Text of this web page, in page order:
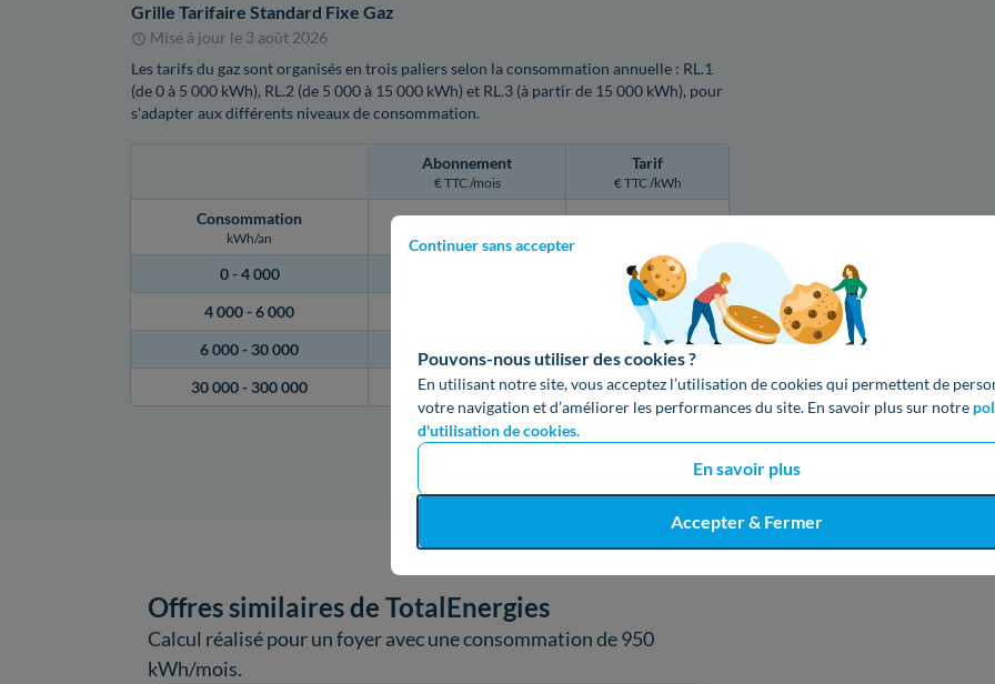
Continuer sans accepter
Pouvons-nous utiliser des cookies ?
En utilisant notre site, vous acceptez l’utilisation de cookies qui permettent de
votre navigation et d’améliorer les performances du site. En savoir plus sur notre
d'utilisation de cookies.
En savoir plus
Accepter & Fermer
Grille Tarifaire Standard Fixe Gaz
Mise à jour le 3 août 2026
Les tarifs du gaz sont organisés en trois paliers selon la consommation annuelle : RL.1
(de 0 à 5 000 kWh), RL.2 (de 5 000 à 15 000 kWh) et RL.3 (à partir de 15 000 kWh), pour
s'adapter aux différents niveaux de consommation.
Abonnement
€ TTC /mois
Tarif
€ TTC /kWh
Consommation
kWh/an
0 -4 000
0,1626 €
4 000 -6 000
0,1236 €
6 000 - 30 000
0,1236 €
30 000 - 300 000 28,66 € 0,1236 €
Voir toute la grille tarifaire
Offres similaires de TotalEnergies
Calcul réalisé pour un foyer avec une consommation de 950
kWh/mois.